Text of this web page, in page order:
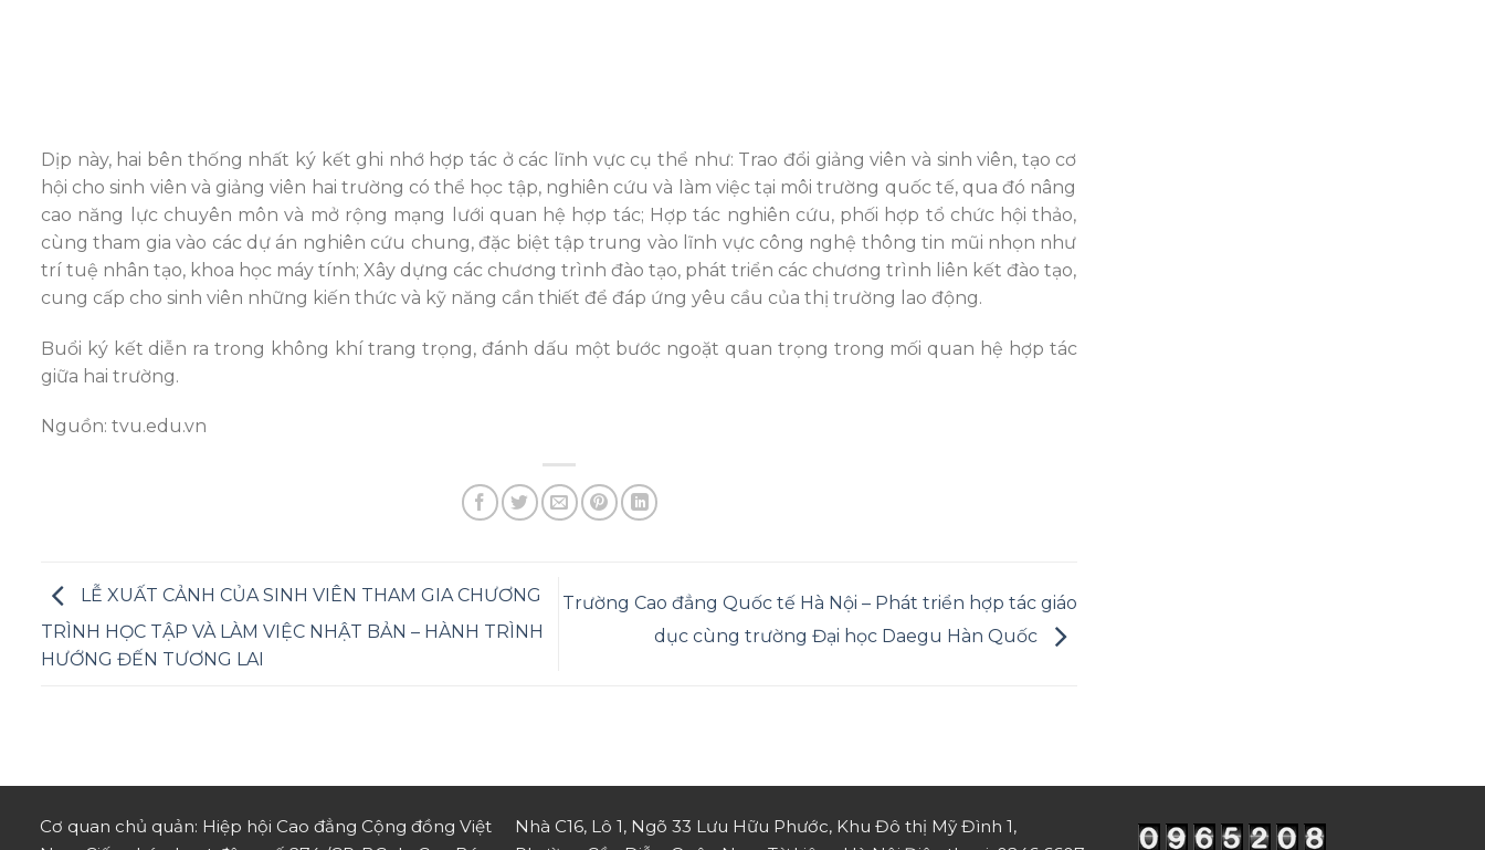
Dịp này, hai bên thống nhất ký kết ghi nhớ hợp tác ở các lĩnh vực cụ thể như: Trao đổi giảng viên và sinh viên, tạo cơ
hội cho sinh viên và giảng viên hai trường có thể học tập, nghiên cứu và làm việc tại môi trường quốc tế, qua đó nâng
cao năng lực chuyên môn và mở rộng mạng lưới quan hệ hợp tác; Hợp tác nghiên cứu, phối hợp tổ chức hội thảo,
cùng tham gia vào các dự án nghiên cứu chung, đặc biệt tập trung vào lĩnh vực công nghệ thông tin mũi nhọn như
trí tuệ nhân tạo, khoa học máy tính; Xây dựng các chương trình đào tạo, phát triển các chương trình liên kết đào tạo,
cung cấp cho sinh viên những kiến thức và kỹ năng cần thiết để đáp ứng yêu cầu của thị trường lao động.
Buổi ký kết diễn ra trong không khí trang trọng, đánh dấu một bước ngoặt quan trọng trong mối quan hệ hợp tác
giữa hai trường.
Nguồn: tvu.edu.vn
LỄ XUẤT CẢNH CỦA SINH VIÊN THAM GIA CHƯƠNG
TRÌNH HỌC TẬP VÀ LÀM VIỆC NHẬT BẢN – HÀNH TRÌNH
HƯỚNG ĐẾN TƯƠNG LAI
Trường Cao đẳng Quốc tế Hà Nội – Phát triển hợp tác giáo
dục cùng trường Đại học Daegu Hàn Quốc
Cơ quan chủ quản: Hiệp hội Cao đẳng Cộng đồng Việt
Nhà C16, Lô 1, Ngõ 33 Lưu Hữu Phước, Khu Đô thị Mỹ Đình 1,